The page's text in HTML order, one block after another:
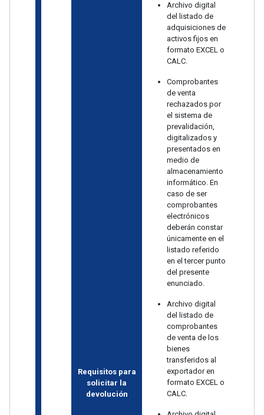
Requisitos para
solicitar la
devolución
Archivo digital
del listado de
adquisiciones de
activos fijos en
formato EXCEL o
CALC.
Comprobantes
de venta
rechazados por
el sistema de
prevalidación,
digitalizados y
presentados en
medio de
almacenamiento
informático. En
caso de ser
comprobantes
electrónicos
deberán constar
únicamente en el
listado referido
en el tercer punto
del presente
enunciado.
Archivo digital
del listado de
comprobantes
de venta de los
bienes
transferidos al
exportador en
formato EXCEL o
CALC.